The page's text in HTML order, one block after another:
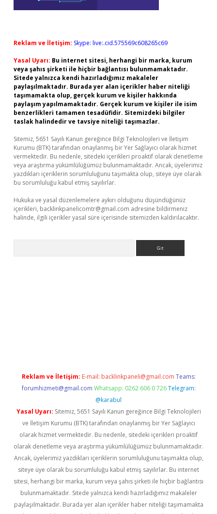
Reklam ve İletişim: Skype: live:.cid.575569c608265c69
Yasal Uyarı: Bu internet sitesi, herhangi bir marka, kurum
veya şahıs şirketi ile hiçbir bağlantısı bulunmamaktadır.
Sitede yalnızca kendi hazırladığımız makaleler
paylaşılmaktadır. Burada yer alan içerikler haber niteliği
taşımamakta olup, gerçek kurum ve kişiler hakkında
paylaşım yapılmamaktadır. Gerçek kurum ve kişiler ile isim
benzerlikleri tamamen tesadüfidir. Sitemizdeki bilgiler
taslak halindedir ve tavsiye niteliği taşımazlar.
Sitemiz, 5651 Sayılı Kanun gereğince Bilgi Teknolojileri ve İletişim
Kurumu (BTK) tarafından onaylanmış bir Yer Sağlayıcı olarak hizmet
vermektedir. Bu nedenle, sitedeki içerikleri proaktif olarak denetleme
veya araştırma yükümlülüğümüz bulunmamaktadır. Ancak, üyelerimiz
yazdıkları içeriklerin sorumluluğunu taşımakta olup, siteye üye olarak
bu sorumluluğu kabul etmiş sayılırlar.
Hukuka ve yasal düzenlemelere aykırı olduğunu düşündüğünüz
içerikleri, backlinkpanelicomtr@gmail.com adresine bildirmeniz
halinde, ilgili içerikler yasal süre içerisinde sitemizden kaldırılacaktır.
Reklam ve İletişim: E-mail: backlinkpaneli@gmail.com Teams:
forumhizmeti@gmail.com Whatsapp: 0262 606 0 726 Telegram:
@karabul
Yasal Uyarı: Sitemiz, 5651 Sayılı Kanun gereğince Bilgi Teknolojileri
ve İletişim Kurumu (BTK) tarafından onaylanmış bir Yer Sağlayıcı
olarak hizmet vermektedir. Bu nedenle, sitedeki içerikleri proaktif
olarak denetleme veya araştırma yükümlülüğümüz bulunmamaktadır.
Ancak, üyelerimiz yazdıkları içeriklerin sorumluluğunu taşımakta olup,
siteye üye olarak bu sorumluluğu kabul etmiş sayılırlar. Bu internet
sitesi, herhangi bir marka, kurum veya şahıs şirketi ile hiçbir bağlantısı
bulunmamaktadır. Sitede yalnızca kendi hazırladığımız makaleler
paylaşılmaktadır. Burada yer alan içerikler haber niteliği taşımamakta